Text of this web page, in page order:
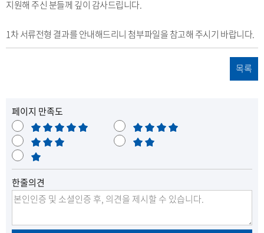
일
지원해 주신 분들께 깊이 감사드립니다.
1차 서류전형 결과를 안내해드리니 첨부파일을 참고해 주시기 바랍니다.
목록
페이지 만족도
매
우
만
족
만
족
보
통
불
매
우
불
만
한줄의견